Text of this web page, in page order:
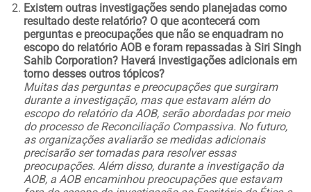
Existem outras investigações sendo planejadas como
resultado deste relatório? O que acontecerá com
perguntas e preocupações que não se enquadram no
escopo do relatório AOB e foram repassadas à Siri Singh
Sahib Corporation? Haverá investigações adicionais em
torno desses outros tópicos?
Muitas das perguntas e preocupações que surgiram
durante a investigação, mas que estavam além do
escopo do relatório da AOB, serão abordadas por meio
do processo de Reconciliação Compassiva. No futuro,
as organizações avaliarão se medidas adicionais
precisarão ser tomadas para resolver essas
preocupações. Além disso, durante a investigação da
AOB, a AOB encaminhou preocupações que estavam